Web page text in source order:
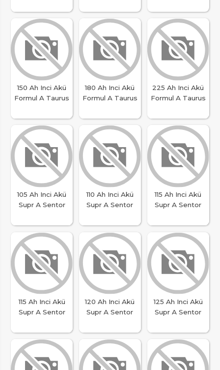
150 Ah Inci Akü
Formul A Taurus
180 Ah Inci Akü
Formul A Taurus
225 Ah Inci Akü
Formul A Taurus
105 Ah Inci Akü
Supr A Sentor
110 Ah Inci Akü
Supr A Sentor
115 Ah Inci Akü
Supr A Sentor
115 Ah Inci Akü
Supr A Sentor
120 Ah Inci Akü
Supr A Sentor
125 Ah Inci Akü
Supr A Sentor